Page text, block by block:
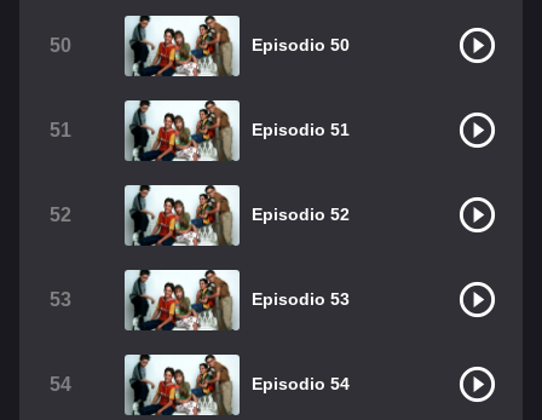
50 Episodio 50
51 Episodio 51
52 Episodio 52
53 Episodio 53
54 Episodio 54